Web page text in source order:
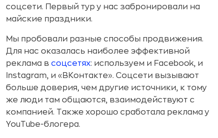
соцсети. Первый тур у нас забронировали на
майские праздники.
Мы пробовали разные способы продвижения.
Для нас оказалась наиболее эффективной
реклама в соцсетях: используем и Facebook, и
Instagram, и «ВКонтакте». Соцсети вызывают
больше доверия, чем другие источники, к тому
же люди там общаются, взаимодействуют с
компанией. Также хорошо сработала реклама у
YouTube-блогера.